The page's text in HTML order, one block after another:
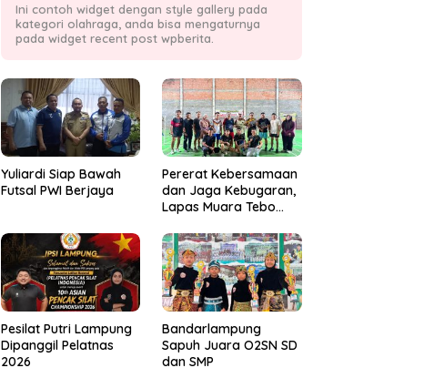
Ini contoh widget dengan style gallery pada
kategori olahraga, anda bisa mengaturnya
pada widget recent post wpberita.
Yuliardi Siap Bawah
Futsal PWI Berjaya
Pererat Kebersamaan
dan Jaga Kebugaran,
Lapas Muara Tebo
Bersama
Pesilat Putri Lampung
Dipanggil Pelatnas
2026
Bandarlampung
Sapuh Juara O2SN SD
dan SMP